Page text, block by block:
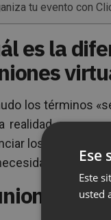
tu evento con
es la
los términos
realidad es que
los matices de
para
en
Ese
Este
usted